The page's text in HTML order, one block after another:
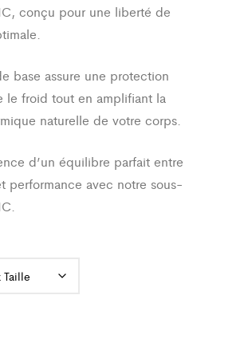
conçu pour une liberté de
base assure une protection
le froid tout en amplifiant la
naturelle de votre corps.
d’un équilibre parfait entre
performance avec notre sous-